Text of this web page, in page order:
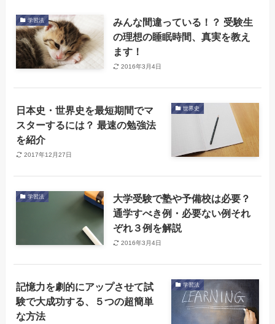
学習法
みんな間違っている！？ 受験生
の理想の睡眠時間、真実を教え
ます！
2016年3月4日
世界史
日本史・世界史を最短期間でマ
スターするには？ 最速の勉強法
を紹介
2017年12月27日
学習法
大学受験で塾や予備校は必要？
通学すべき例・必要ない例それ
ぞれ３例を解説
2016年3月4日
学習法
記憶力を劇的にアップさせて試
験で大成功する、５つの超簡単
な方法